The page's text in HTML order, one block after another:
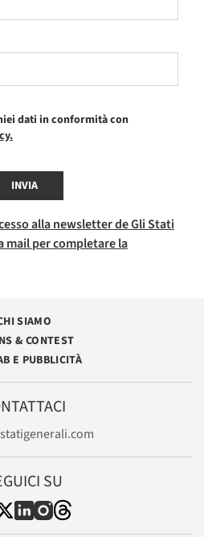
dati in conformità con
INVIA
alla newsletter de Gli Stati
mail per completare la
SIAMO
& CONTEST
E PUBBLICITÀ
SU